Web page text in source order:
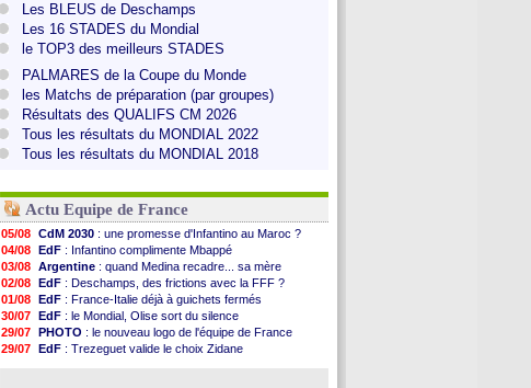
Les BLEUS de Deschamps
Les 16 STADES du Mondial
le TOP3 des meilleurs STADES
PALMARES de la Coupe du Monde
les Matchs de préparation (par groupes)
Résultats des QUALIFS CM 2026
Tous les résultats du MONDIAL 2022
Tous les résultats du MONDIAL 2018
Actu Equipe de France
05/08 CdM 2030 : une promesse d'Infantino au Maroc ?
04/08 EdF : Infantino complimente Mbappé
03/08 Argentine : quand Medina recadre... sa mère
02/08 EdF : Deschamps, des frictions avec la FFF ?
01/08 EdF : France-Italie déjà à guichets fermés
30/07 EdF : le Mondial, Olise sort du silence
29/07 PHOTO : le nouveau logo de l'équipe de France
29/07 EdF : Trezeguet valide le choix Zidane